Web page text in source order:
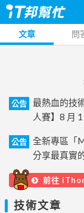
文章 問
公告
最熱血的技
人賽】8 月
公告
全新專區「
分享最真實
前往
技術文章